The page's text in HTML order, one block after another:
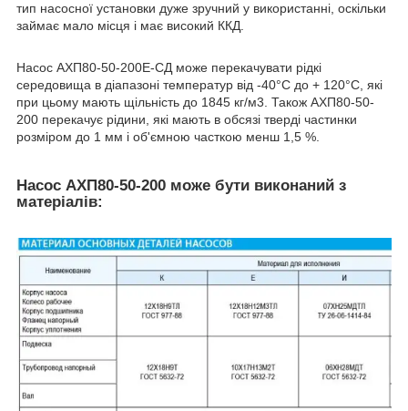
тип насосної установки дуже зручний у використанні, оскільки
займає мало місця і має високий ККД.
Насос АХП80-50-200Е-СД може перекачувати рідкі
середовища в діапазоні температур від -40°C до + 120°C, які
при цьому мають щільність до 1845 кг/м3. Також АХП80-50-
200 перекачує рідини, які мають в обсязі тверді частинки
розміром до 1 мм і об'ємною часткою менш 1,5 %.
Насос АХП80-50-200 може бути виконаний з
матеріалів: